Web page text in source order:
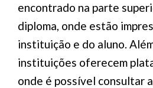
encontrado na parte
diploma, onde estão
instituição e do aluno.
instituições oferecem
onde é possível consultar